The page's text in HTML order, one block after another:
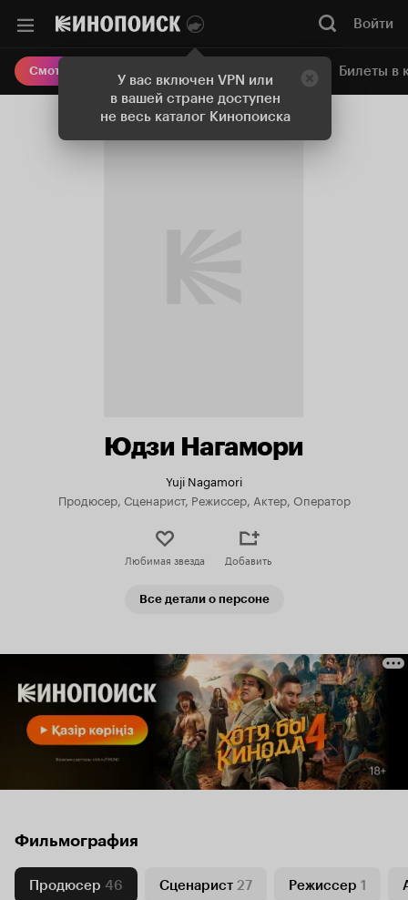
У вас включен VPN или
в вашей стране доступен
не весь каталог Кинопоиска
Войти
Смотреть кино Онлайн-кинотеатр Билеты в
Юдзи Нагамори
Yuji Nagamori
Продюсер, Сценарист, Режиссер, Актер, Оператор
Любимая звезда Добавить
Все детали о персоне
Фильмография
Продюсер 46 Сценарист 27 Режиссер 1